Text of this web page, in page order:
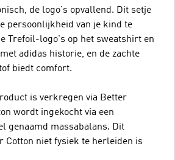
de logo's opvallend. Dit setje
persoonlijkheid van je kind te
Trefoil-logo's op het sweatshirt en
adidas historie, en de zachte
biedt comfort.
is verkregen via Better
wordt ingekocht via een
genaamd massabalans. Dit
Cotton niet fysiek te herleiden is